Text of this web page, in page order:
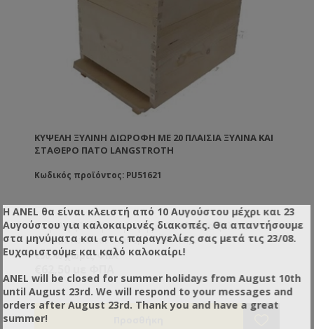
ΚΥΨΈΛΗ ΞΎΛΙΝΗ ΔΙΏΡΟΦΗ ΜΕ 20 ΠΛΑΊΣΙΑ ΞΥΛΙΝΑ ΚΑΙ
ΣΤΑΘΕΡΌ ΠΆΤΟ LANGSTROTH
Κωδικός προϊόντος: PU51621
Κυψέλη ξύλινη διώροφη με 20 πλαίσια ξύλινα
ασυρμάτωτα και σταθερό πάτο Lng.
€50,40 χωρίς ΦΠΑ
Η ANEL θα είναι κλειστή από 10 Αυγούστου μέχρι και 23
Αυγούστου για καλοκαιρινές διακοπές. Θα απαντήσουμε
στα μηνύματα και στις παραγγελίες σας μετά τις 23/08.
Ευχαριστούμε και καλό καλοκαίρι!
ANEL will be closed for summer holidays from August 10th
until August 23rd. We will respond to your messages and
orders after August 23rd. Thank you and have a great
summer!